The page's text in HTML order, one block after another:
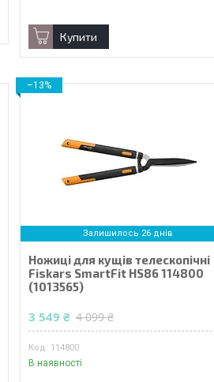
Купити
–13%
Залишилось 26 днів
Ножиці для кущів телескопічні
Fiskars SmartFit HS86 114800
(1013565)
3 549 ₴ 4 099 ₴
114800
В наявності